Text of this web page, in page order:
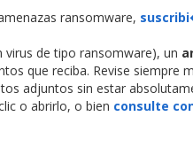
ransomware,
virus de tipo ransomware), un
que reciba. Revise
adjuntos sin estar
o abrirlo, o bien consulte